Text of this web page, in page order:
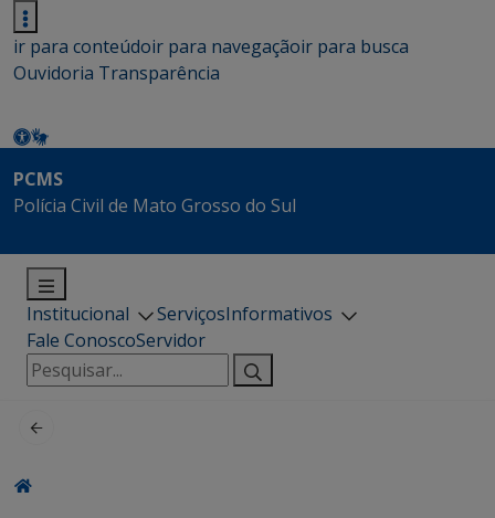
ir para conteúdoir para navegaçãoir para busca
Ouvidoria Transparência
PCMS
Polícia Civil de Mato Grosso do Sul
Institucional ServiçosInformativos
Fale ConoscoServidor
Pesquisar
por: